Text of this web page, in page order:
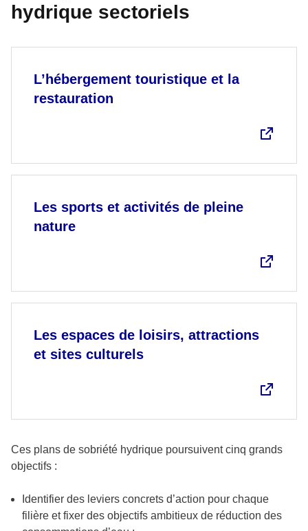
hydrique sectoriels
L’hébergement touristique et la
restauration
Les sports et activités de pleine
nature
Les espaces de loisirs, attractions
et sites culturels
Ces plans de sobriété hydrique poursuivent cinq grands
objectifs :
Identifier des leviers concrets d’action pour chaque
filière et fixer des objectifs ambitieux de réduction des